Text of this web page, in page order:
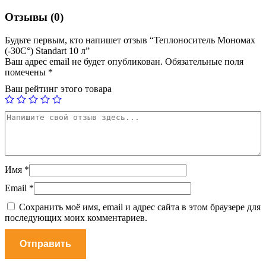
Отзывы (0)
Будьте первым, кто напишет отзыв “Теплоноситель Мономах
(-30С°) Standart 10 л”
Ваш адрес email не будет опубликован. Обязательные поля
помечены *
Ваш рейтинг этого товара
Имя *
Email *
Сохранить моё имя, email и адрес сайта в этом браузере для
последующих моих комментариев.